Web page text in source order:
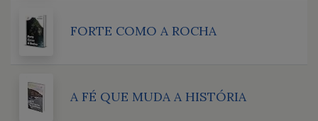
FORTE COMO A ROCHA
A FÉ QUE MUDA A HISTÓRIA